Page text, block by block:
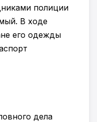
полиции
В ходе
его одежды
дела